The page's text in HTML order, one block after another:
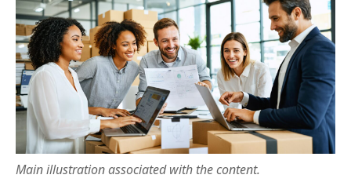
Main illustration associated with the content.